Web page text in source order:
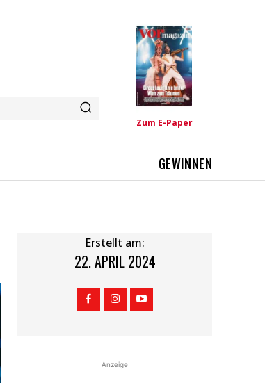
Zum E-Paper
GEWINNEN
Erstellt am:
22. APRIL 2024
Anzeige